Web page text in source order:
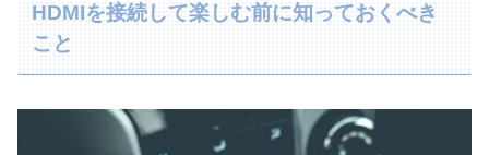
HDMIを接続して楽しむ前に知っておくべき
こと